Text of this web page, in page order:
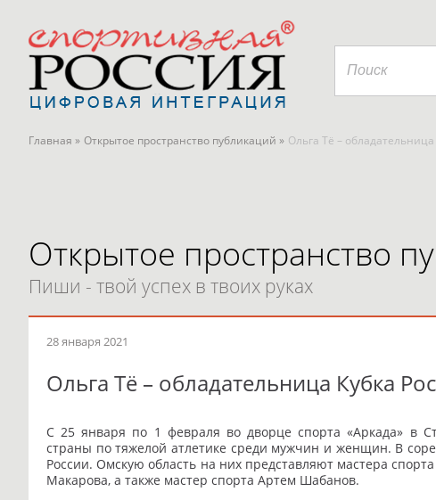
Главная » Открытое пространство публикаций » Ольга Тё –
Открытое пространство
Пиши - твой успех в твоих руках
28 января 2021
Ольга Тё – обладательница Кубка
С 25 января по 1 февраля во дворце спорта «Аркада» в
страны по тяжелой атлетике среди мужчин и женщин. В
России. Омскую область на них представляют мастера
Макарова, а также мастер спорта Артем Шабанов.